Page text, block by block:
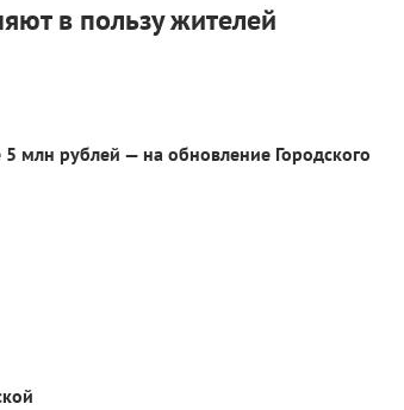
в пользу жителей
млн рублей — на обновление Городского